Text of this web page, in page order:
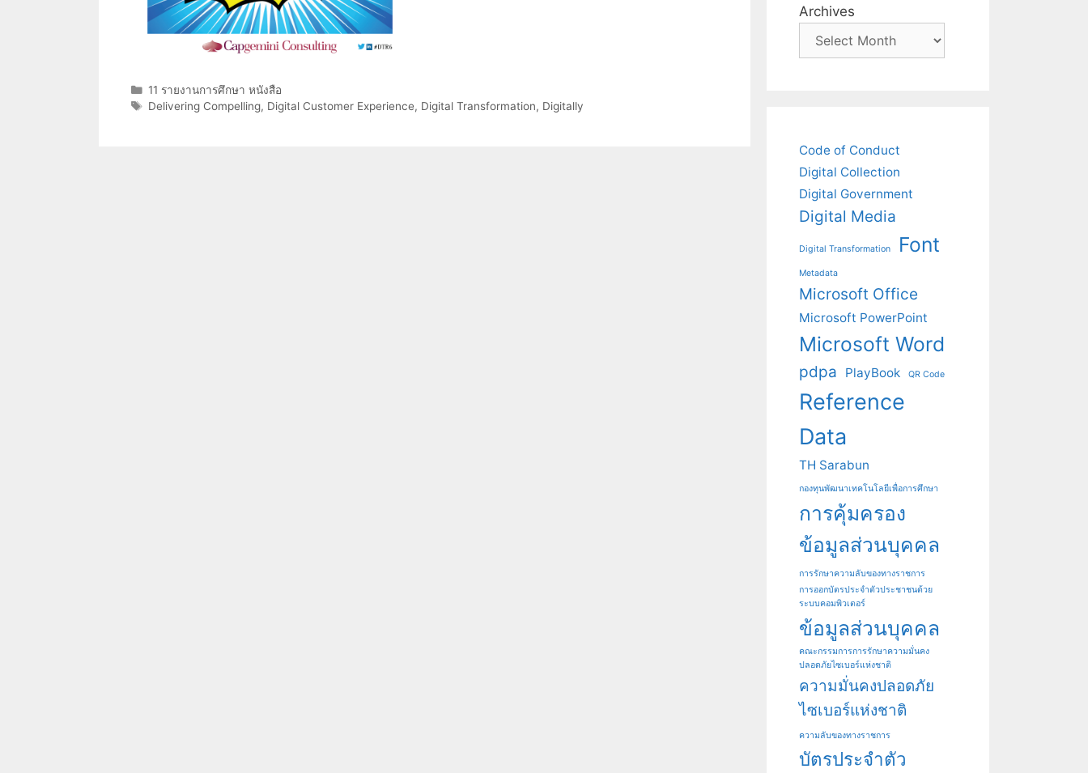
Categories
11 รายงานการศึกษา หนังสือ
Tags
Delivering Compelling, Digital Customer Experience, Digital Transformation, Digitally
Archives
Code of Conduct
Digital Collection
Digital Government
Digital Media
Digital Transformation Font
Metadata
Microsoft Office
Microsoft PowerPoint
Microsoft Word
pdpa PlayBook QR Code
Reference
Data
TH Sarabun
กองทุนพัฒนาเทคโนโลยีเพื่อการศึกษา
การคุ้มครอง
ข้อมูลส่วนบุคคล
การรักษาความลับของทางราชการ
การออกบัตรประจําตัวประชาชนด้วย
ระบบคอมพิวเตอร์
ข้อมูลส่วนบุคคล
คณะกรรมการการรักษาความมั่นคง
ปลอดภัยไซเบอร์แห่งชาติ
ความมั่นคงปลอดภัย
ไซเบอร์แห่งชาติ
ความลับของทางราชการ
บัตรประจําตัว